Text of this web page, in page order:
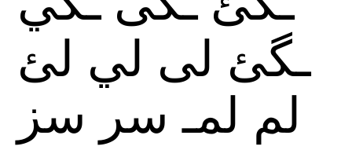
ـگئ لى لي لئ
لم لمـ سر سز